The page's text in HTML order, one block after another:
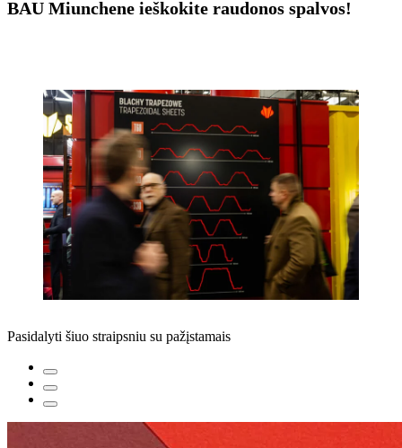
BAU Miunchene ieškokite raudonos spalvos!
Pasidalyti šiuo straipsniu su pažįstamais